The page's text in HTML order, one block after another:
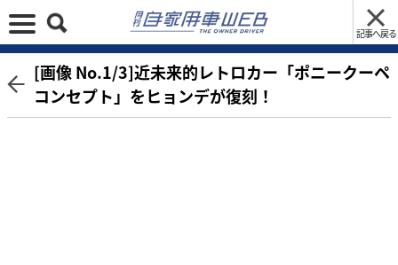
記事へ戻る
[画像 No.1/3]近未来的レトロカー「ポニークーペ
コンセプト」をヒョンデが復刻！